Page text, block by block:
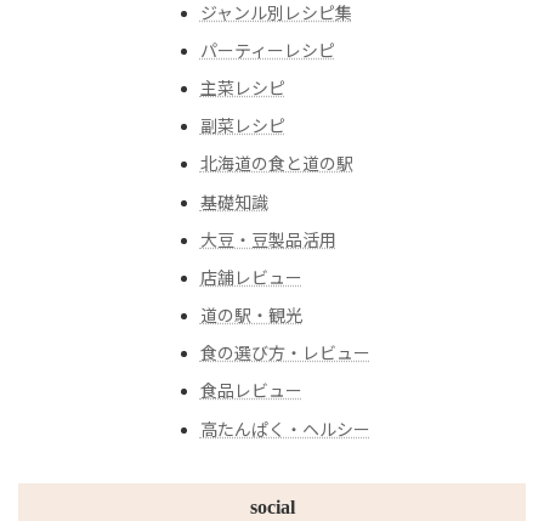
ジャンル別レシピ集
パーティーレシピ
主菜レシピ
副菜レシピ
北海道の食と道の駅
基礎知識
大豆・豆製品活用
店舗レビュー
道の駅・観光
食の選び方・レビュー
食品レビュー
高たんぱく・ヘルシー
social